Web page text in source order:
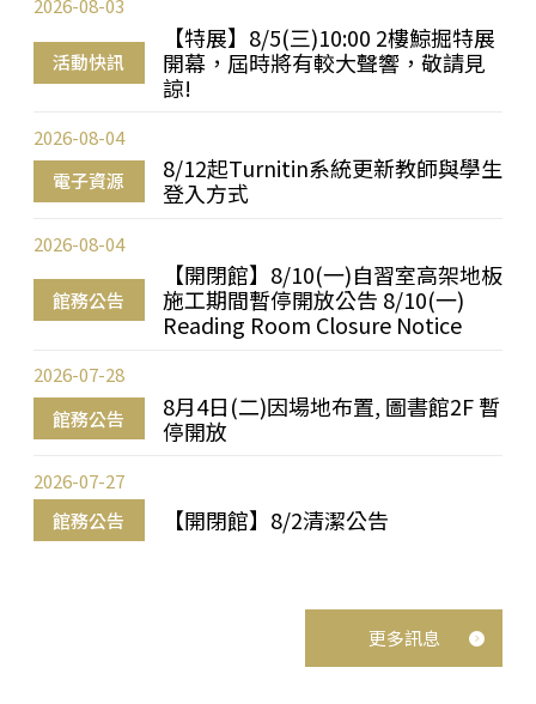
活動快訊
【特展】8/5(三)10:00 2樓鯨掘特展
開幕，屆時將有較大聲響，敬請見
諒!
2026-08-03
電子資源
8/12起Turnitin系統更新教師與學生
登入方式
2026-08-04
館務公告
【開閉館】8/10(一)自習室高架地板
施工期間暫停開放公告 8/10(一)
Reading Room Closure Notice
2026-08-04
館務公告
8月4日(二)因場地布置, 圖書館2F 暫
停開放
2026-07-28
館務公告 【開閉館】8/2清潔公告
2026-07-27
更多訊息